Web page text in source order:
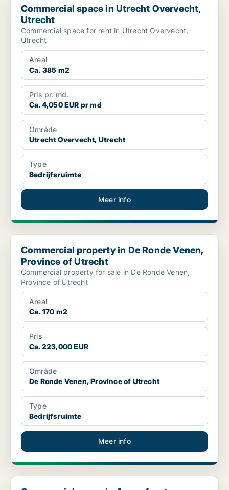
Commercial space in Utrecht Overvecht,
Utrecht
Commercial space for rent in Utrecht Overvecht,
Utrecht
Areal
Ca. 385 m2
Pris pr. md.
Ca. 4,050 EUR pr md
Område
Utrecht Overvecht, Utrecht
Type
Bedrijfsruimte
Meer info
Commercial property in De Ronde Venen, Province of Utrecht
Commercial property in De Ronde Venen,
Province of Utrecht
Commercial property for sale in De Ronde Venen,
Province of Utrecht
Areal
Ca. 170 m2
Pris
Ca. 223,000 EUR
Område
De Ronde Venen, Province of Utrecht
Type
Bedrijfsruimte
Meer info
Commercial space in Amersfoort, Province of Utrecht